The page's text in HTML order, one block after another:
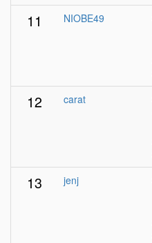
11 NIOBE49
12 carat
13 jenj